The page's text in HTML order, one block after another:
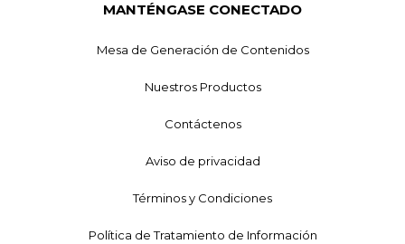
MANTÉNGASE CONECTADO
Mesa de Generación de Contenidos
Nuestros Productos
Contáctenos
Aviso de privacidad
Términos y Condiciones
Política de Tratamiento de Información